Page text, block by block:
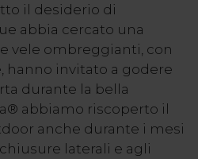
il desiderio di
abbia cercato una
vele ombreggianti, con
hanno invitato a godere
durante la bella
abbiamo riscoperto il
anche durante i mesi
laterali e agli